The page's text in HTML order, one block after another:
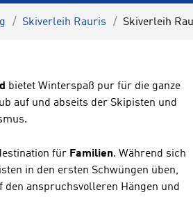
Skiverleih Rauris Skiverleih
bietet Winterspaß pur für die ganze
auf und abseits der Skipisten und
für Familien. Während sich
in den ersten Schwüngen üben,
anspruchsvolleren Hängen und